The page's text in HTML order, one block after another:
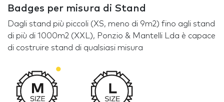
Badges per misura di Stand
Dagli stand più piccoli (XS, meno di 9m2) fino agli stand
di più di 1000m2 (XXL), Ponzio & Mantelli Lda è capace
di costruire stand di qualsiasi misura